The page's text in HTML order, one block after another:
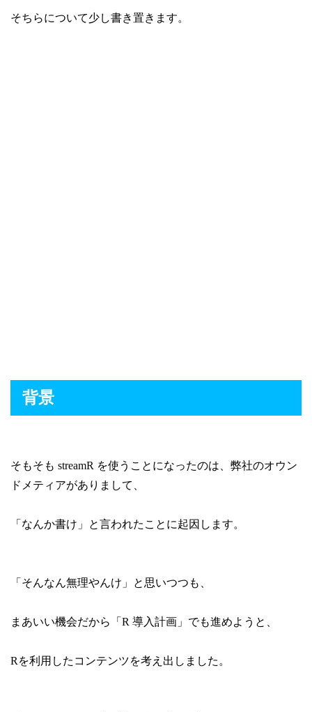
そちらについて少し書き置きます。
背景
そもそも streamR を使うことになったのは、弊社のオウン
ドメティアがありまして、
「なんか書け」と言われたことに起因します。
「そんなん無理やんけ」と思いつつも、
まあいい機会だから「R 導入計画」でも進めようと、
Rを利用したコンテンツを考え出しました。